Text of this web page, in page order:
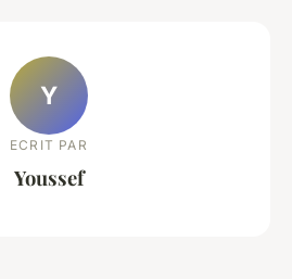
Y
ECRIT PAR
Youssef